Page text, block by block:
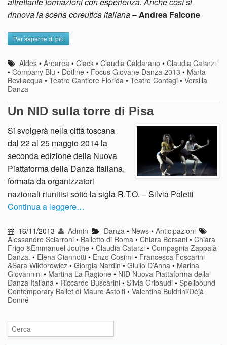
rinnova la scena coreutica italiana–Andrea Falcone
Per saperne di più
Aldes •Arearea •Clack •Claudia Caldarano •Claudia Catarzi
• Company Blu • Dotline • Focus Giovane Danza 2013 • Marta
Bevilacqua • Teatro Cantiere Florida • Teatro Contagi • Versilia
Danza
Un NID sulla torre di Pisa
Si svolgerà nella città toscana
dal 22 al 25 maggio 2014 la
seconda edizione della Nuova
Piattaforma della Danza Italiana,
formata da organizzatori
nazionali riunitisi sotto la sigla R.T.O. – Silvia Poletti
Continua a leggere…
16/11/2013 Admin Danza• News• Anticipazioni
Alessandro Sciarroni • Balletto di Roma • Chiara Bersani • Chiara
Frigo &Emmanuel Jouthe • Claudia Catarzi • Compagnia Zappalà
Danza. • Elena Giannotti • Enzo Cosimi • Francesca Foscarini
&Sara Wiktorowicz • Giorgia Nardin • Giulio D’Anna • Marina
Giovannini • Martina La Ragione • NID Nuova Piattaforma della
Danza Italiana • Riccardo Buscarini • Silvia Gribaudi • Spellbound
Contemporary Ballet di Mauro Astolfi • Valentina Buldrini/Déjà
Donné